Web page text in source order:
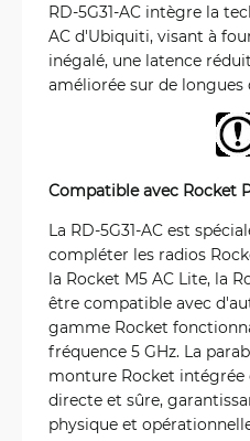
RD-5G31-AC intègre la
AC d'Ubiquiti, visant à
inégalé, une latence
améliorée sur de longues
Compatible avec Rocket
La RD-5G31-AC est
compléter les radios
la Rocket M5 AC Lite, la
être compatible avec
gamme Rocket
fréquence 5 GHz. La
monture Rocket
directe et sûre,
physique et